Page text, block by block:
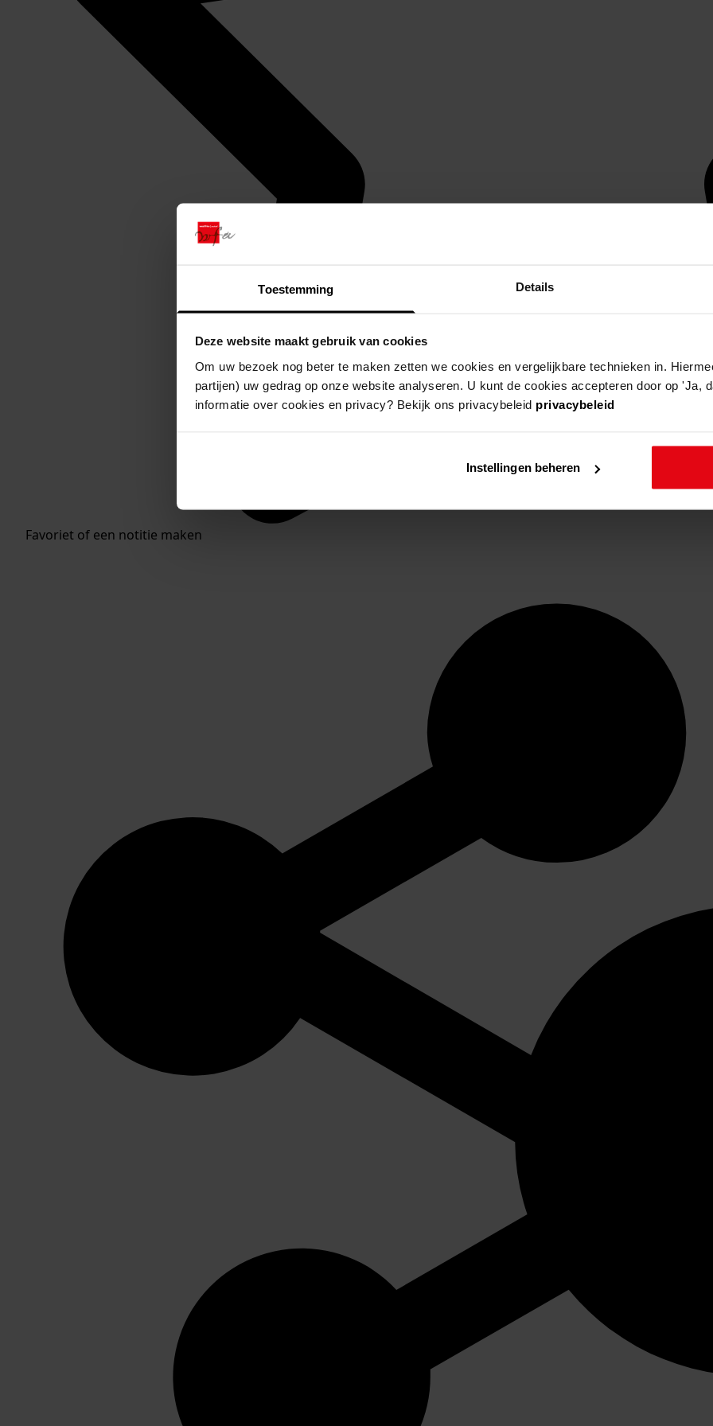
Toestemming Details
Deze website maakt gebruik van cookies
Om uw bezoek nog beter te maken zetten we cookies en vergelijkbare technieken in.
partijen) uw gedrag op onze website analyseren. U kunt de cookies accepteren door op 'Ja,
informatie over cookies en privacy? Bekijk ons privacybeleid privacybeleid
Instellingen beheren
Favoriet of een notitie maken